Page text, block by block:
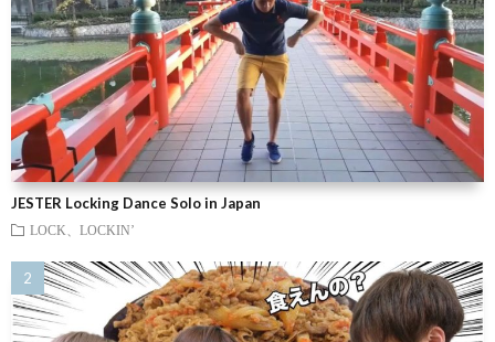
JESTER Locking Dance Solo in Japan
LOCK、LOCKIN’